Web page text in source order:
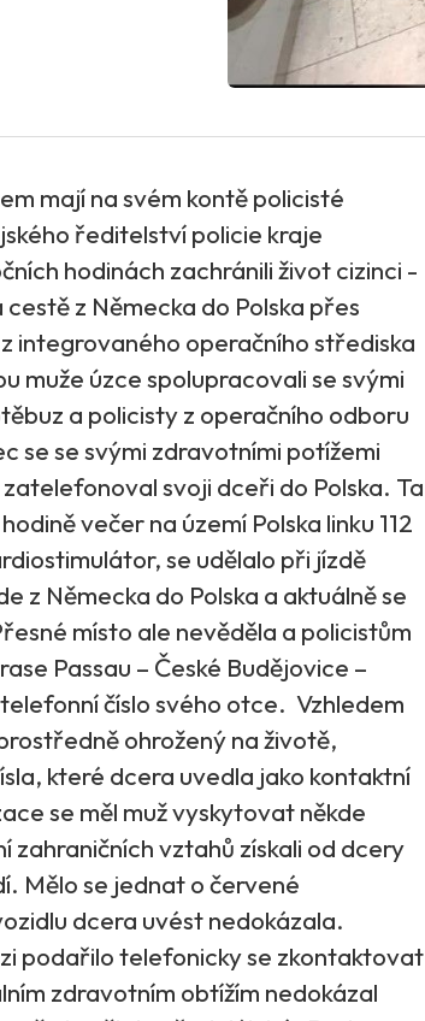
mají na svém kontě policisté
ředitelství policie kraje
hodinách zachránili život cizinci -
z Německa do Polska přes
integrovaného operačního střediska
muže úzce spolupracovali se svými
a policisty z operačního odboru
se se svými zdravotními potížemi
svoji dceři do Polska. Ta
večer na území Polska linku 112
se udělalo při jízdě
z Německa do Polska a aktuálně se
místo ale nevěděla a policistům
Passau – České Budějovice –
číslo svého otce. Vzhledem
ohrožený na životě,
které dcera uvedla jako kontaktní
se měl muž vyskytovat někde
zahraničních vztahů získali od dcery
Mělo se jednat o červené
dcera uvést nedokázala.
podařilo telefonicky se zkontaktovat
zdravotním obtížím nedokázal